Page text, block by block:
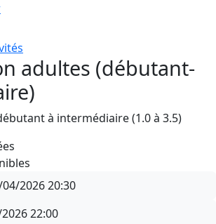
adultes (débutant-
à intermédiaire (1.0 à 3.5)
202620:30
22:00